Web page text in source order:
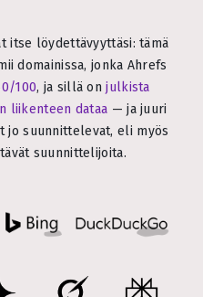
itse löydettävyyttäsi: tämä
domainissa, jonka Ahrefs
100, ja sillä onjulkista
liikenteen dataa — ja juuri
jo suunnittelevat, eli myös
suunnittelijoita.